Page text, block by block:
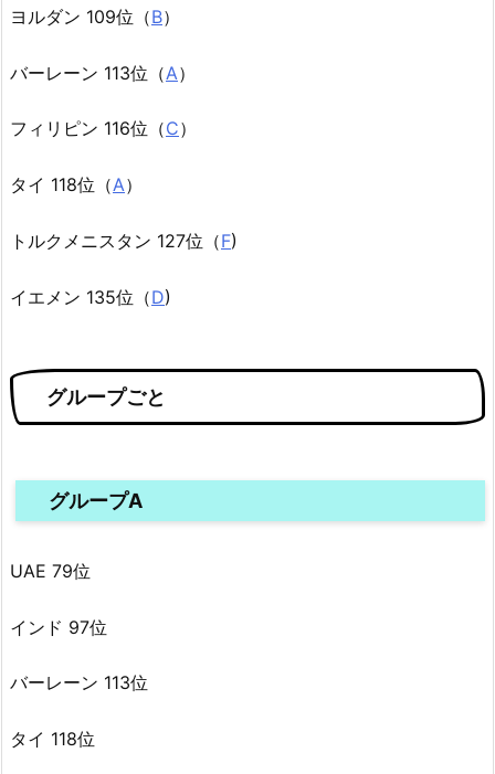
ヨルダン 109位（B）
バーレーン 113位（A）
フィリピン 116位（C）
タイ 118位（A）
トルクメニスタン 127位（F)
イエメン 135位（D)
グループごと
グループA
UAE 79位
インド 97位
バーレーン 113位
タイ 118位